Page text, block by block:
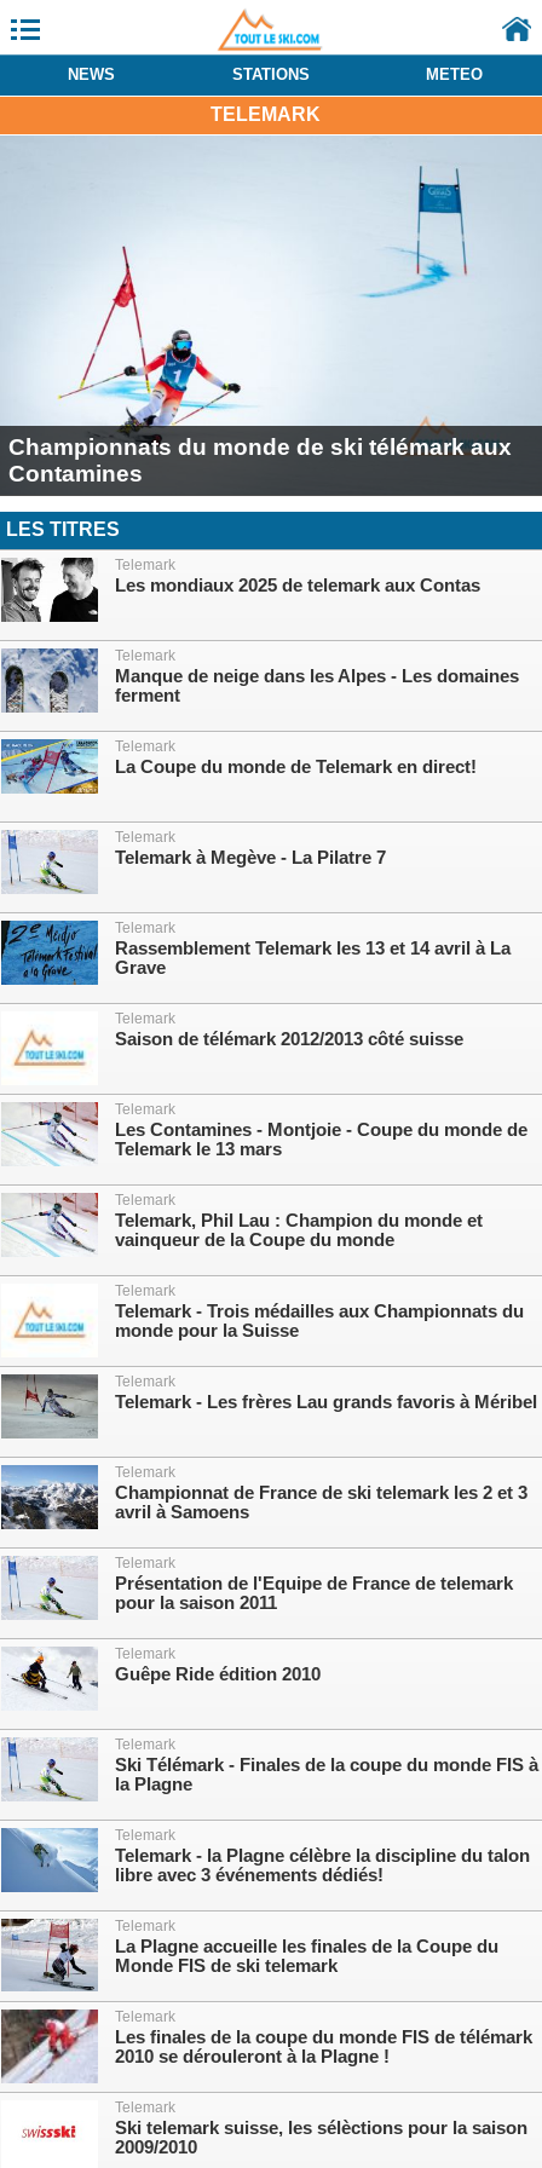
NEWS STATIONS METEO
TELEMARK
Championnats du monde de ski télémark aux
Contamines
LES TITRES
Telemark
Les mondiaux 2025 de telemark aux Contas
Telemark
Manque de neige dans les Alpes - Les domaines
ferment
Telemark
La Coupe du monde de Telemark en direct!
Telemark
Telemark à Megève - La Pilatre 7
Telemark
Rassemblement Telemark les 13 et 14 avril à La
Grave
Telemark
Saison de télémark 2012/2013 côté suisse
Telemark
Les Contamines - Montjoie - Coupe du monde de
Telemark le 13 mars
Telemark
Telemark, Phil Lau : Champion du monde et
vainqueur de la Coupe du monde
Telemark
Telemark - Trois médailles aux Championnats du
monde pour la Suisse
Telemark
Telemark - Les frères Lau grands favoris à Méribel
Telemark
Championnat de France de ski telemark les 2 et 3
avril à Samoens
Telemark
Présentation de l'Equipe de France de telemark
pour la saison 2011
Telemark
Guêpe Ride édition 2010
Telemark
Ski Télémark - Finales de la coupe du monde FIS à
la Plagne
Telemark
Telemark - la Plagne célèbre la discipline du talon
libre avec 3 événements dédiés!
Telemark
La Plagne accueille les finales de la Coupe du
Monde FIS de ski telemark
Telemark
Les finales de la coupe du monde FIS de télémark
2010 se dérouleront à la Plagne !
Telemark
Ski telemark suisse, les sélèctions pour la saison
2009/2010